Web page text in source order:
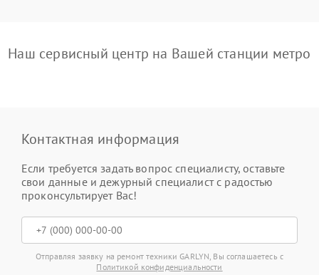
Наш сервисный центр на Вашей станции метро
Контактная информация
Если требуется задать вопрос специалисту, оставьте
свои данные и дежурный специалист с радостью
проконсультирует Вас!
Отправляя заявку на ремонт техники GARLYN, Вы соглашаетесь с
Политикой конфиденциальности